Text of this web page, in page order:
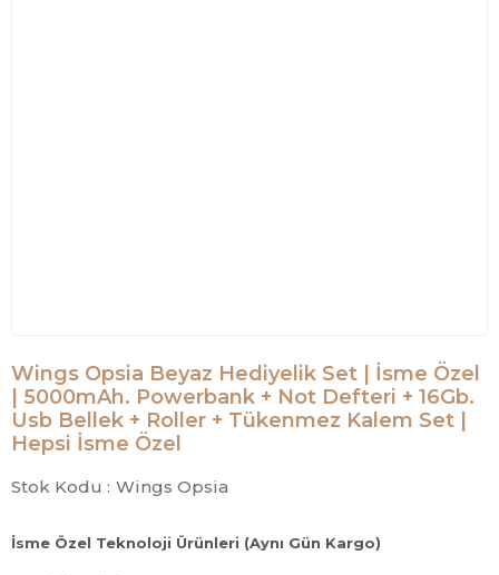
Wings Opsia Beyaz Hediyelik Set | İsme Özel
| 5000mAh. Powerbank + Not Defteri + 16Gb.
Usb Bellek + Roller + Tükenmez Kalem Set |
Hepsi İsme Özel
Stok Kodu : Wings Opsia
İsme Özel Teknoloji Ürünleri (Aynı Gün Kargo)